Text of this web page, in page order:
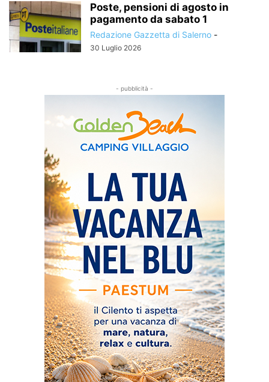
Poste, pensioni di agosto in
pagamento da sabato 1
Redazione Gazzetta di Salerno -
30 Luglio 2026
- pubblicità -